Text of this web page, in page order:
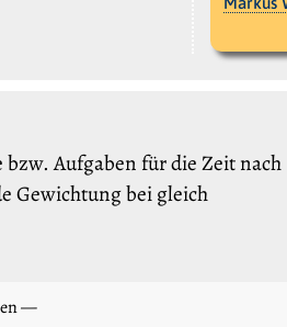
Aufgaben für die Zeit nach
Gewichtung bei gleich
—